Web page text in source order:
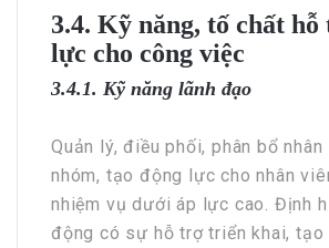
3.4. Kỹ năng, tố chất hỗ
lực cho công việc
3.4.1. Kỹ năng lãnh đạo
Quản lý, điều phối, phân bổ
nhóm, tạo động lực cho nhân
nhiệm vụ dưới áp lực cao. Định
động có sự hỗ trợ triển khai, tạo